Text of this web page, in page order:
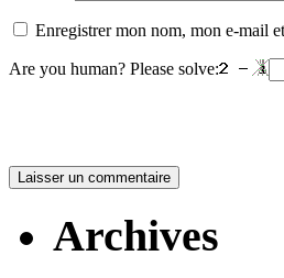
Enregistrer mon nom, mon e-mail
Are you human? Please solve:
Archives